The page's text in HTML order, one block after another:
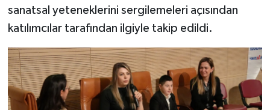
sanatsal yeteneklerini sergilemeleri açısından
katılımcılar tarafından ilgiyle takip edildi.